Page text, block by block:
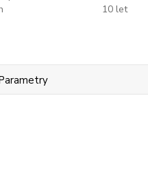
10 let